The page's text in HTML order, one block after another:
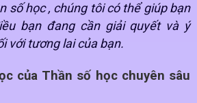
số học , chúng tôi có thể giúp bạn
bạn đang cần giải quyết và ý
với tương lai của bạn.
của Thần số học chuyên sâu